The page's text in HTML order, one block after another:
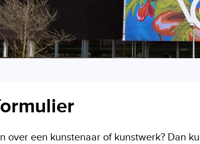
over een kunstenaar of kunstwerk? Dan